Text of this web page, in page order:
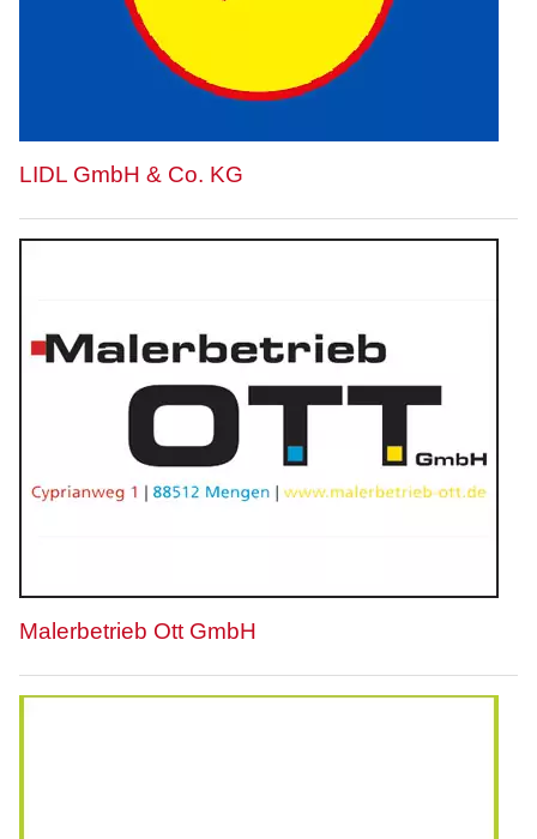
LIDL GmbH & Co. KG
Malerbetrieb Ott GmbH